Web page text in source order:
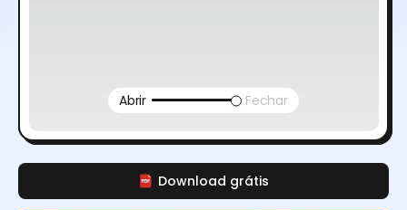
Download grátis
Abrir Fechar